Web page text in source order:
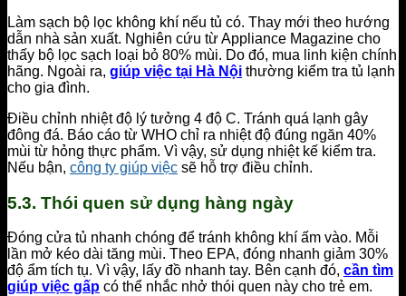
Làm sạch bộ lọc không khí nếu tủ có. Thay mới theo hướng
dẫn nhà sản xuất. Nghiên cứu từ Appliance Magazine cho
thấy bộ lọc sạch loại bỏ 80% mùi. Do đó, mua linh kiện chính
hãng. Ngoài ra, giúp việc tại Hà Nội thường kiểm tra tủ lạnh
cho gia đình.
Điều chỉnh nhiệt độ lý tưởng 4 độ C. Tránh quá lạnh gây
đông đá. Báo cáo từ WHO chỉ ra nhiệt độ đúng ngăn 40%
mùi từ hỏng thực phẩm. Vì vậy, sử dụng nhiệt kế kiểm tra.
Nếu bận, công ty giúp việc sẽ hỗ trợ điều chỉnh.
5.3. Thói quen sử dụng hàng ngày
Đóng cửa tủ nhanh chóng để tránh không khí ấm vào. Mỗi
lần mở kéo dài tăng mùi. Theo EPA, đóng nhanh giảm 30%
độ ẩm tích tụ. Vì vậy, lấy đồ nhanh tay. Bên cạnh đó, cần tìm
giúp việc gấp có thể nhắc nhở thói quen này cho trẻ em.